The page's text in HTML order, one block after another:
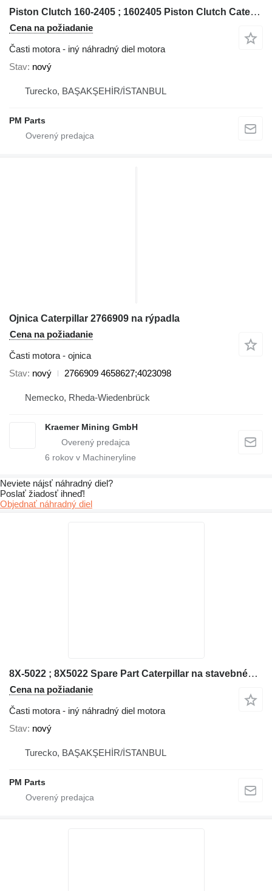
Piston Clutch 160-2405 ; 1602405 Piston Clutch Caterpillar na Caterpillar
Cena na požiadanie
Časti motora - iný náhradný diel motora
Stav nový
Turecko, BAŞAKŞEHİR/İSTANBUL
PM Parts
Ojnica Caterpillar 2766909 na rýpadla
Cena na požiadanie
Časti motora - ojnica
Stav nový 2766909 4658627;4023098
Nemecko, Rheda-Wiedenbrück
Kraemer Mining GmbH
6 rokov v Machineryline
Neviete nájsť náhradný diel?
Poslať žiadosť ihneď!
Objednať náhradný diel
8X-5022 ; 8X5022 Spare Part Caterpillar na stavebného stroja Caterpillar
Cena na požiadanie
Časti motora - iný náhradný diel motora
Stav nový
Turecko, BAŞAKŞEHİR/İSTANBUL
PM Parts